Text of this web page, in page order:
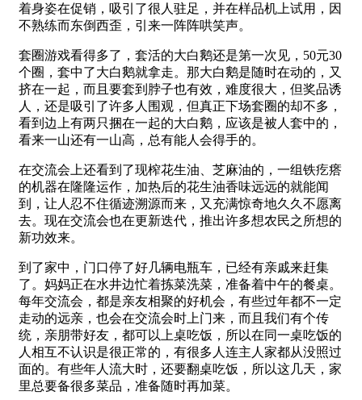
着身姿在促销，吸引了很人驻足，并在样品机上试用，因
不熟练而东倒西歪，引来一阵阵哄笑声。
套圈游戏看得多了，套活的大白鹅还是第一次见，50元30
个圈，套中了大白鹅就拿走。那大白鹅是随时在动的，又
挤在一起，而且要套到脖子也有效，难度很大，但奖品诱
人，还是吸引了许多人围观，但真正下场套圈的却不多，
看到边上有两只捆在一起的大白鹅，应该是被人套中的，
看来一山还有一山高，总有能人会得手的。
在交流会上还看到了现榨花生油、芝麻油的，一组铁疙瘩
的机器在隆隆运作，加热后的花生油香味远远的就能闻
到，让人忍不住循迹溯源而来，又充满惊奇地久久不愿离
去。现在交流会也在更新迭代，推出许多想农民之所想的
新功效来。
到了家中，门口停了好几辆电瓶车，已经有亲戚来赶集
了。妈妈正在水井边忙着拣菜洗菜，准备着中午的餐桌。
每年交流会，都是亲友相聚的好机会，有些过年都不一定
走动的远亲，也会在交流会时上门来，而且我们有个传
统，亲朋带好友，都可以上桌吃饭，所以在同一桌吃饭的
人相互不认识是很正常的，有很多人连主人家都从没照过
面的。有些年人流大时，还要翻桌吃饭，所以这几天，家
里总要备很多菜品，准备随时再加菜。